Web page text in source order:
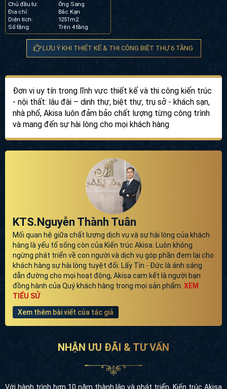
Chủ đầu tư:
Ông Sang
Địa chỉ:
Bắc Kạn
Diện tích:
1251m2
Số tầng:
Trên 4 tầng
LƯU Ý KHI THIẾT KẾ & THI CÔNG BIỆT THỰ 6 TẦNG
Đơn vị uy tín trong lĩnh vực thiết kế và thi công kiến trúc
- nội thất: lâu đài – dinh thự, biệt thự, trụ sở - khách sạn,
nhà phố, Akisa luôn đảm bảo chất lượng từng công trình
và mang đến sự hài lòng cho mọi khách hàng
KTS.Nguyễn Thành Tuân
Mối quan hệ giữa chất lượng dịch vụ và sự hài lòng của khách
hàng là yếu tố sống còn của Kiến trúc Akisa. Luôn không
ngừng phát triển về con người và dịch vụ góp phần đem lại cho
khách hàng sự hài lòng tuyệt đối. Lấy Tín - Đức là ánh sáng
dẫn đường cho mọi hoạt động, Akisa cam kết là người bạn
đồng hành của Quý khách hàng trong mọi sản phẩm. XEM
TIỂU SỬ
Xem thêm bài viết của tác giả
NHẬN ƯU ĐÃI & TƯ VẤN
Với hành trình hơn 10 năm thành lập và phát triển, Kiến trúc Akisa